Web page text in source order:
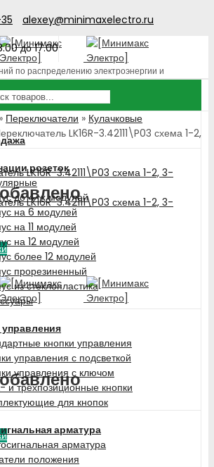
alexey@minimaxelectro.ru
до 17.00
по распределению электроэнергии и
розеток
до 4-х модулей
на 6 модулей
на 11 модулей
на 12 модулей
более 12 модулей
прорезиненный
из стеклопластика
управления
кнопки управления
управления с подсветкой
управления с ключом
и трехпозиционные кнопки
для кнопок
арматура
арматура
положения
» Переключатели » Кулачковые
LK16R-3.42111\P03 схема 1-2,